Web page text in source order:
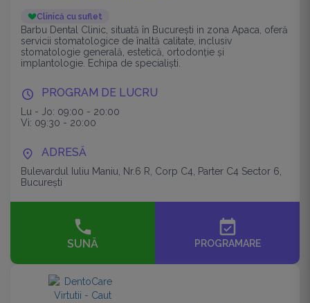
Clinică cu suflet
Barbu Dental Clinic, situată în București in zona Apaca, oferă
servicii stomatologice de înaltă calitate, inclusiv
stomatologie generală, estetică, ortodonție și
implantologie. Echipa de specialiști.
PROGRAM DE LUCRU
Lu - Jo: 09:00 - 20:00
Vi: 09:30 - 20:00
ADRESĂ
Bulevardul Iuliu Maniu, Nr.6 R, Corp C4, Parter C4 Sector 6,
București
SUNĂ
event_available
PROGRAMARE